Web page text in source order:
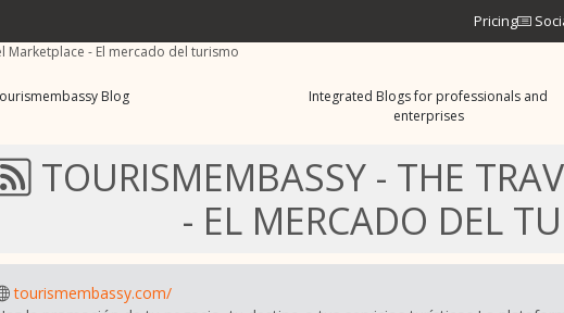
Pricing
Marketplace - El mercado del turismo
Blog
Integrated Blogs for professionals and
enterprises
TOURISMEMBASSY - THE
- EL MERCADO DEL
tourismembassy.com/